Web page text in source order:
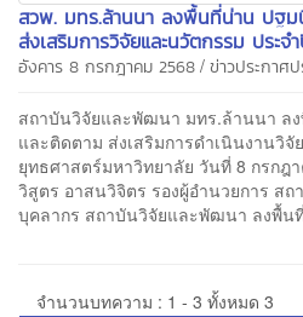
สวพ. มทร.ล้านนา ลงพื้นที่น่าน ปฐ
ส่งเสริมการวิจัยและนวัตกรรม ประ
อังคาร 8 กรกฎาคม 2568 / ข่าวประกาศ
สถาบันวิจัยและพัฒนา มทร.ล้านนา ล
และติดตาม ส่งเสริมการดำเนินงานวิจั
ยุทธศาสตร์มหาวิทยาลัย วันที่ 8 กรกฎ
วิสูตร อาสนวิจิตร รองผู้อำนวยการ ส
บุคลากร สถาบันวิจัยและพัฒนา ลงพื้น
จำนวนบทความ : 1 - 3 ทั้งหมด 3